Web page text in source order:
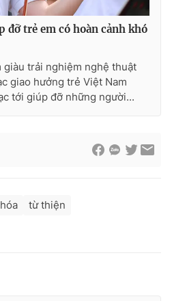
đỡ trẻ em có hoàn cảnh khó
giàu trải nghiệm nghệ thuật
giao hưởng trẻ Việt Nam
tới giúp đỡ những người...
từ thiện